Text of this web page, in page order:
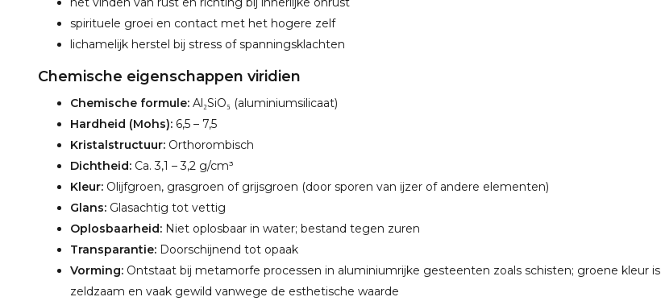
spirituele groei en contact met het hogere zelf
lichamelijk herstel bij stress of spanningsklachten
Chemische eigenschappen viridien
Chemische formule: Al₂SiO₅ (aluminiumsilicaat)
Hardheid (Mohs): 6,5 – 7,5
Kristalstructuur: Orthorombisch
Dichtheid: Ca. 3,1 – 3,2 g/cm³
Kleur: Olijfgroen, grasgroen of grijsgroen (door sporen van ijzer of andere elementen)
Glans: Glasachtig tot vettig
Oplosbaarheid: Niet oplosbaar in water; bestand tegen zuren
Transparantie: Doorschijnend tot opaak
Vorming: Ontstaat bij metamorfe processen in aluminiumrijke gesteenten zoals schisten; groene kleur is
zeldzaam en vaak gewild vanwege de esthetische waarde